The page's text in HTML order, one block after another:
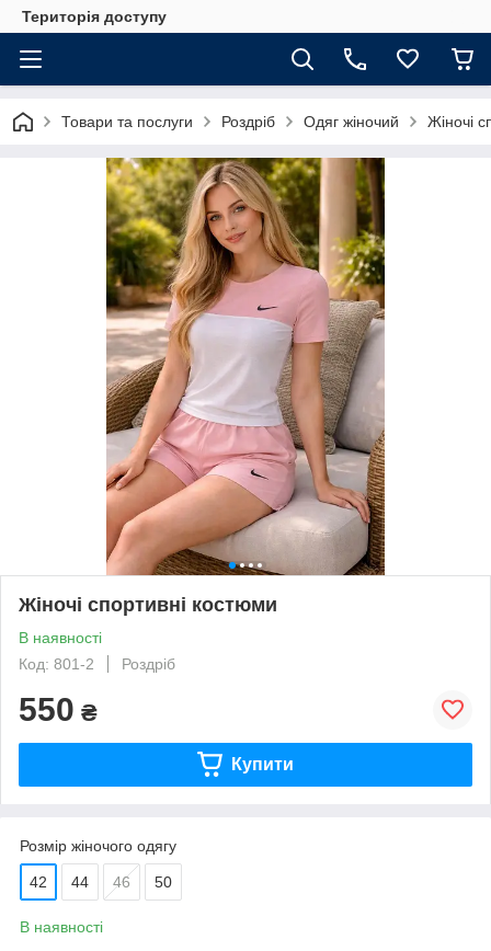
Територія доступу
Товари та послуги Роздріб Одяг жіночий Жіночі
Жіночі спортивні костюми
В наявності
Код: 801-2
Роздріб
550 ₴
Купити
Розмір жіночого одягу
42 44 46 50
В наявності